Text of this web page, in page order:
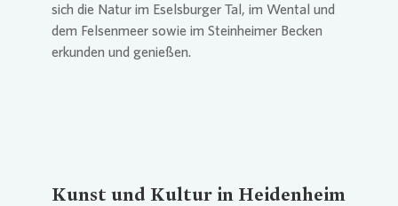
sich die Natur im Eselsburger Tal, im Wental und
dem Felsenmeer sowie im Steinheimer Becken
erkunden und genießen.
Kunst und Kultur in Heidenheim